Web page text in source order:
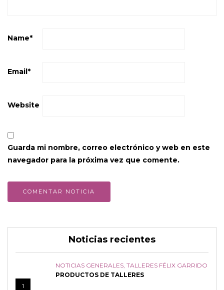
Name*
Email*
Website
Guarda mi nombre, correo electrónico y web en este
navegador para la próxima vez que comente.
Noticias recientes
1
NOTICIAS GENERALES TALLERES FÉLIX GARRIDO
PRODUCTOS DE TALLERES